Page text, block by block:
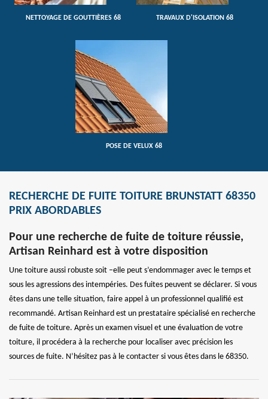
NETTOYAGE DE GOUTTIÈRES 68 TRAVAUX D'ISOLATION 68
POSE DE VELUX 68
RECHERCHE DE FUITE TOITURE BRUNSTATT 68350
PRIX ABORDABLES
Pour une recherche de fuite de toiture réussie,
Artisan Reinhard est à votre disposition
Une toiture aussi robuste soit –elle peut s’endommager avec le temps et
sous les agressions des intempéries. Des fuites peuvent se déclarer. Si vous
êtes dans une telle situation, faire appel à un professionnel qualifié est
recommandé. Artisan Reinhard est un prestataire spécialisé en recherche
de fuite de toiture. Après un examen visuel et une évaluation de votre
toiture, il procédera à la recherche pour localiser avec précision les
sources de fuite. N’hésitez pas à le contacter si vous êtes dans le 68350.